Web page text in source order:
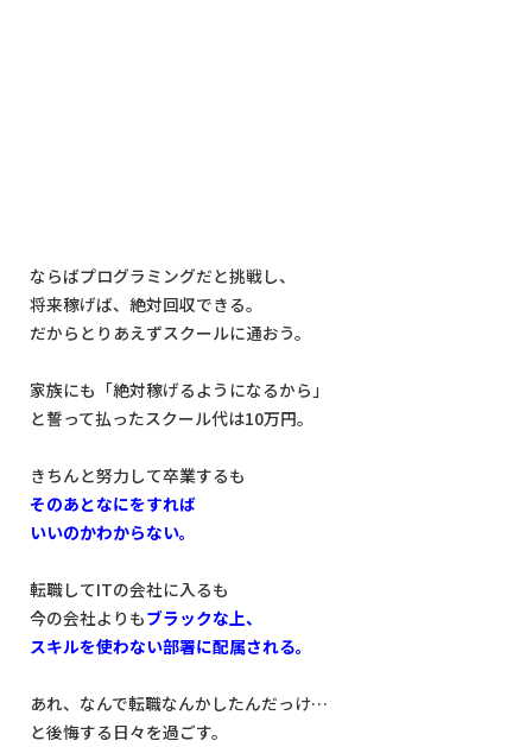
ならばプログラミングだと挑戦し、
将来稼げば、絶対回収できる。
だからとりあえずスクールに通おう。
家族にも「絶対稼げるようになるから」
と誓って払ったスクール代は10万円。
きちんと努力して卒業するも
そのあとなにをすれば
いいのかわからない。
転職してITの会社に入るも
今の会社よりもブラックな上、
スキルを使わない部署に配属される。
あれ、なんで転職なんかしたんだっけ…
と後悔する日々を過ごす。